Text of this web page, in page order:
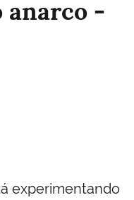
anarco -
experimentando